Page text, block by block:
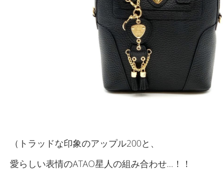
（トラッドな印象のアップル200と、
愛らしい表情のATAO星人の組み合わせ…！！